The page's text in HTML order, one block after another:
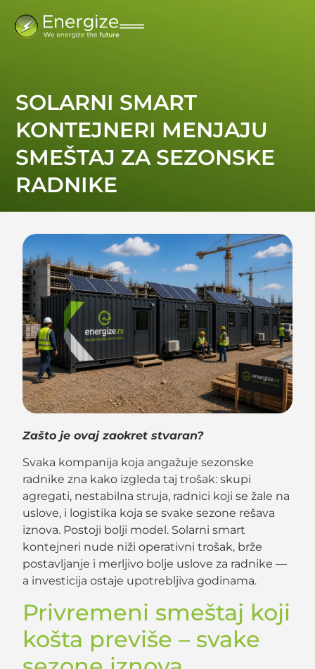
SOLARNI SMART
KONTEJNERI MENJAJU
SMEŠTAJ ZA SEZONSKE
RADNIKE
Zašto je ovaj zaokret stvaran?
Svaka kompanija koja angažuje sezonske
radnike zna kako izgleda taj trošak: skupi
agregati, nestabilna struja, radnici koji se žale na
uslove, i logistika koja se svake sezone rešava
iznova. Postoji bolji model. Solarni smart
kontejneri nude niži operativni trošak, brže
postavljanje i merljivo bolje uslove za radnike —
a investicija ostaje upotrebljiva godinama.
Privremeni smeštaj koji
košta previše – svake